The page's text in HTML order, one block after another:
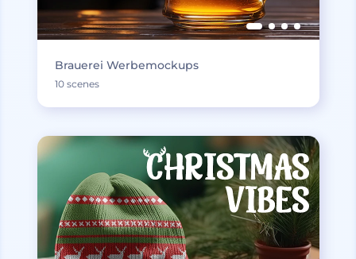
Brauerei Werbemockups
10 scenes